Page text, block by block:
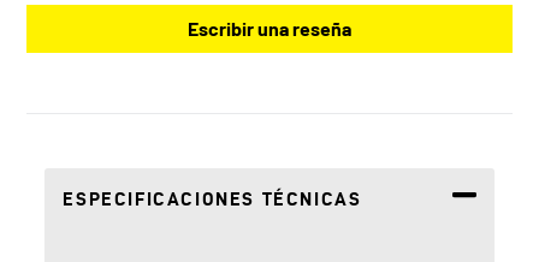
Escribir una reseña
ESPECIFICACIONES TÉCNICAS